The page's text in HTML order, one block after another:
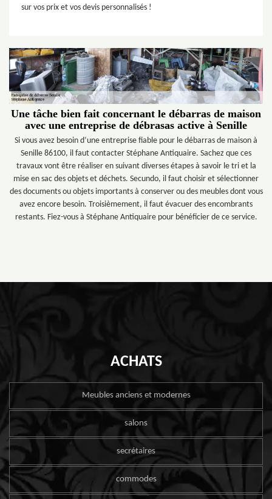
sur vos prix et vos devis personnalisés !
Une tâche bien fait concernant le débarras de maison
avec une entreprise de débrasas active à Senille
Si vous avez besoin d’une entreprise fiable pour le débarras de maison à
Senille 86100, il faut contacter Stéphane Antiquaire. Sachez que ces
travaux vont être réaliser en suivant diverses étapes à savoir le tri et la
mise en sac des objets et déchets. Secundo, il faut choisir et sélectionner
des documents ou objets importants à conserver ou des meubles dont vous
avez encore besoin. Troisièmement, il faut évacuer des encombrants
restants. Fiez-vous à Stéphane Antiquaire pour bénéficier de ce service.
ACHATS
Meubles anciens et modernes
salons
secrétaires
commodes